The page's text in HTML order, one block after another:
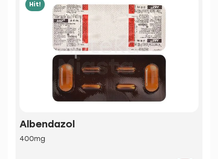
Hit!
Albendazol
400mg